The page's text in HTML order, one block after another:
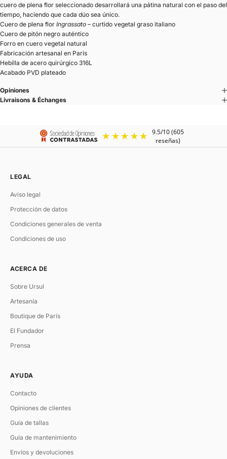
cuero de plena flor seleccionado desarrollará una pátina natural con el paso del
tiempo, haciendo que cada dúo sea único.
Cuero de plena flor Ingrassato – curtido vegetal graso italiano
Cuero de pitón negro auténtico
Forro en cuero vegetal natural
Fabricación artesanal en París
Hebilla de acero quirúrgico 316L
Acabado PVD plateado
Opiniones
Livraisons & Échanges
LEGAL
Aviso legal
Protección de datos
Condiciones generales de venta
Condiciones de uso
ACERCA DE
Sobre Ursul
Artesanía
Boutique de París
El Fundador
Prensa
AYUDA
Contacto
Opiniones de clientes
Guía de tallas
Guía de mantenimiento
Envíos y devoluciones